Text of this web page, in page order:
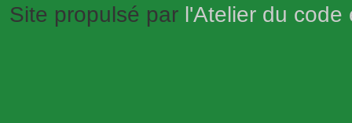
Site propulsé par l'Atelier du